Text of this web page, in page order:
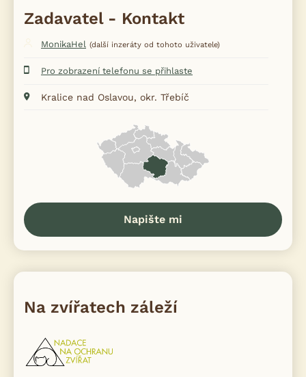
Zadavatel - Kontakt
MonikaHel (další inzeráty od tohoto uživatele)
Pro zobrazení telefonu se přihlaste
Kralice nad Oslavou, okr. Třebíč
Napište mi
Na zvířatech záleží